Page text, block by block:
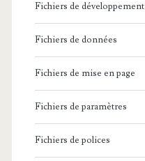
Fichiers de développement
Fichiers de données
Fichiers de mise en page
Fichiers de paramètres
Fichiers de polices